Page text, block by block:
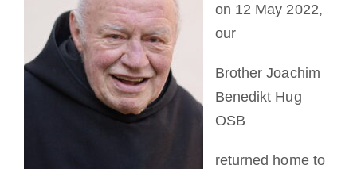
NEXUS
Archivo de OSB.org
on 12 May 2022,
our
Brother Joachim
Benedikt Hug
OSB
returned home to